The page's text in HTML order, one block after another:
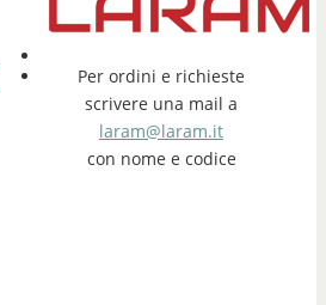
Per ordini e richieste
scrivere una mail a
laram@laram.it
con nome e codice